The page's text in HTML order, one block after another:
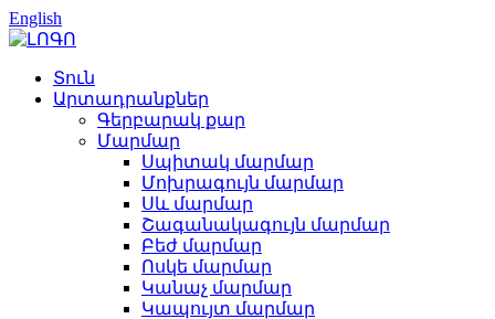
English
Տուն
Արտադրանքներ
Գերբարակ քար
Մարմար
Սպիտակ մարմար
Մոխրագույն մարմար
Սև մարմար
Շագանակագույն մարմար
Բեժ մարմար
Ոսկե մարմար
Կանաչ մարմար
Կապույտ մարմար